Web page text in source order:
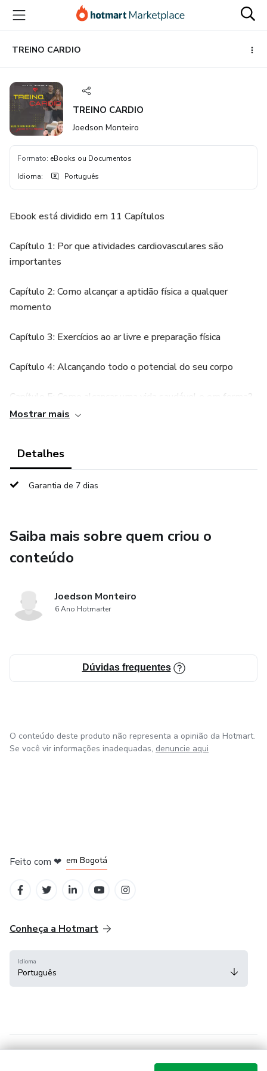
para
conteúdo
principal
para
pagamento
para
rodapé
TREINO CARDIO
TREINO CARDIO
Joedson Monteiro
Formato: eBooks ou Documentos
Idioma: Português
Ebook está dividido em 11 Capítulos
Capítulo 1: Por que atividades cardiovasculares são
importantes
Capítulo 2: Como alcançar a aptidão física a qualquer
momento
Capítulo 3: Exercícios ao ar livre e preparação física
Capítulo 4: Alcançando todo o potencial do seu corpo
Capítulo 5: Como alcançar uma vida saudável e em forma?
Capítulo 7: Selecionando o Personal Trainer certo para
você
corpo perfeito
Capítulo 9: Dicas de dieta para perder peso e melhorar a
Capítulo 10: Ser Fitness não é uma perda de tempo
casa
Mostrar mais
Detalhes
Garantia de 7 dias
Saiba mais sobre quem criou o
conteúdo
Joedson Monteiro
6 Ano Hotmarter
Dúvidas frequentes
O conteúdo deste produto não representa a opinião da Hotmart.
Se você vir informações inadequadas, denuncie aqui
Feito com ❤ em Bogotá
Conheça a Hotmart
Idioma
Português